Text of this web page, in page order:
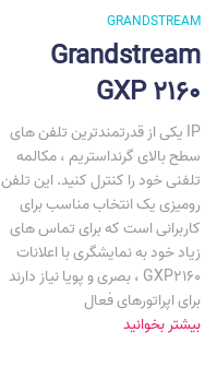
GRANDSTREAM
Grandstream
GXP 2160
یکی از قدرتمندترین تلفن های IP
سطح بالای گرنداستریم ، مکالمه
تلفنی خود را کنترل کنید. این تلفن
رومیزی یک انتخاب مناسب برای
کاربرانی است که برای تماس های
زیاد خود به نمایشگری با اعلانات
بصری و پویا نیاز دارند ، GXP2160
برای اپراتورهای فعال
بیشتر بخوانید